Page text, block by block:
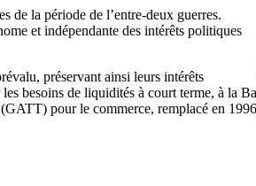
de la période de l’entre-deux guerres.
et indépendante des intérêts politiques
préservant ainsi leurs intérêts
besoins de liquidités à court terme, à la
pour le commerce, remplacé en